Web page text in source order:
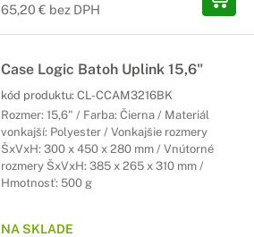
65,20 € bez DPH
Case Logic Batoh Uplink 15,6"
kód produktu: CL-CCAM3216BK
Rozmer: 15,6" / Farba: Čierna / Materiál
vonkajší: Polyester / Vonkajšie rozmery
ŠxVxH: 300 x 450 x 280 mm / Vnútorné
rozmery ŠxVxH: 385 x 265 x 310 mm /
Hmotnosť: 500 g
NA SKLADE